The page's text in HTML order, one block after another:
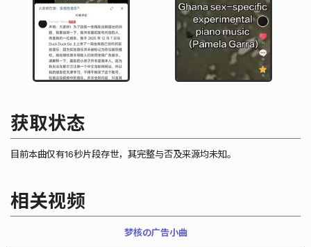
获取状态
目前本曲仅有16秒片段存世，其完整与否及来源均未知。
相关视频
梦核の广告小曲